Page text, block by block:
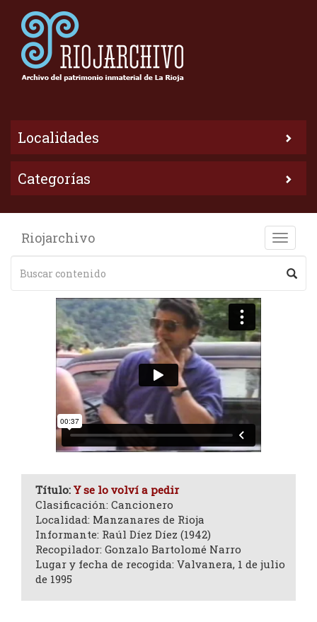
Localidades
Categorías
Toggle
Riojarchivo
Título: Y se lo volví a pedir
Clasificación: Cancionero
Localidad: Manzanares de Rioja
Informante: Raúl Díez Díez (1942)
Recopilador: Gonzalo Bartolomé Narro
Lugar y fecha de recogida: Valvanera, 1 de julio
de 1995